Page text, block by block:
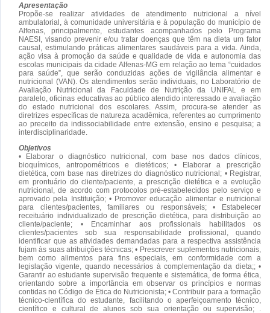
Apresentação
Propõe-se realizar atividades de atendimento nutricional a nível
ambulatorial, à comunidade universitária e à população do município de
Alfenas, principalmente, estudantes acompanhados pelo Programa
NAESI, visando prevenir e/ou tratar doenças que têm na dieta um fator
causal, estimulando práticas alimentares saudáveis para a vida. Ainda,
ação visa à promoção da saúde e qualidade de vida e autonomia das
escolas municipais da cidade Alfenas-MG em relação ao tema “cuidados
para saúde”, que serão conduzidas ações de vigilância alimentar e
nutricional (VAN). Os atendimentos serão individuais, no Laboratório de
Avaliação Nutricional da Faculdade de Nutrição da UNIFAL e em
paralelo, oficinas educativas ao público atendido interessado e avaliação
do estado nutricional dos escolares. Assim, procura-se atender as
diretrizes específicas de natureza acadêmica, referentes ao cumprimento
ao preceito da indissociabilidade entre extensão, ensino e pesquisa; a
interdisciplinaridade.
Objetivos
• Elaborar o diagnóstico nutricional, com base nos dados clínicos,
bioquímicos, antropométricos e dietéticos; • Elaborar a prescrição
dietética, com base nas diretrizes do diagnóstico nutricional; • Registrar,
em prontuário do cliente/paciente, a prescrição dietética e a evolução
nutricional, de acordo com protocolos pré-estabelecidos pelo serviço e
aprovado pela Instituição; • Promover educação alimentar e nutricional
para clientes/pacientes, familiares ou responsáveis; • Estabelecer
receituário individualizado de prescrição dietética, para distribuição ao
cliente/paciente; • Encaminhar aos profissionais habilitados os
clientes/pacientes sob sua responsabilidade profissional, quando
identificar que as atividades demandadas para a respectiva assistência
fujam às suas atribuições técnicas; • Prescrever suplementos nutricionais,
bem como alimentos para fins especiais, em conformidade com a
legislação vigente, quando necessários à complementação da dieta;; •
Garantir ao estudante supervisão frequente e sistemática, de forma ética,
orientando sobre a importância em observar os princípios e normas
contidas no Código de Ética do Nutricionista; • Contribuir para a formação
técnico-científica do estudante, facilitando o aperfeiçoamento técnico,
científico e cultural de alunos sob sua orientação ou supervisão; .